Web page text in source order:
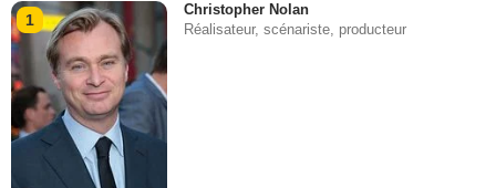
1
Christopher Nolan
Réalisateur, scénariste, producteur